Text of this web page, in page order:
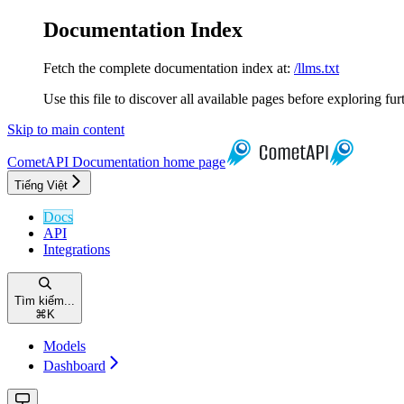
Documentation Index
Fetch the complete documentation index at: /llms.txt
Use this file to discover all available pages before exploring
Skip to main content
CometAPI Documentation home page
Tiếng Việt
Docs
API
Integrations
Tìm kiếm...
⌘ K
Models
Dashboard